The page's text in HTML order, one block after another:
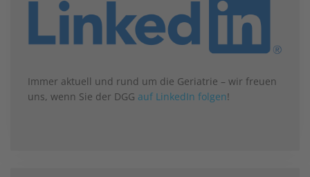
Immer aktuell und rund um die Geriatrie – wir freuen
uns, wenn Sie der DGG auf LinkedIn folgen!